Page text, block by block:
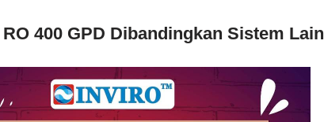
400 GPD Dibandingkan Sistem Lain